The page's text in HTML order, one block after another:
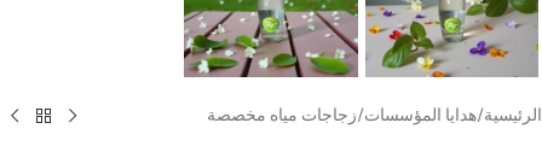
الرئيسية/هدايا المؤسسات/زجاجات مياه مخصصة